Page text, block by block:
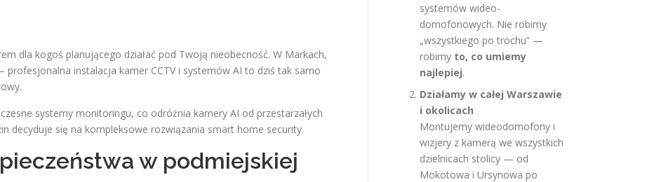
dla kogoś planującego działać pod Twoją nieobecność. W Markach,
instalacja kamer CCTV i systemów AI to dziś tak samo
systemy monitoringu, co odróżnia kamery AI od przestarzałych
decyduje się na kompleksowe rozwiązania smart home security.
w podmiejskiej
systemów wideo-
domofonowych. Nie robimy
„wszystkiego po trochu” —
robimy to, co umiemy
najlepiej.
Działamy w całej Warszawie
i okolicach
Montujemy wideodomofony i
wizjery z kamerą we wszystkich
dzielnicach stolicy — od
Mokotowa i Ursynowa po